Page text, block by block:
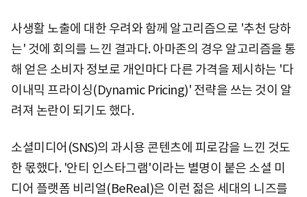
사생활 노출에 대한 우려와 함께 알고리즘으로 '추천 당하
는' 것에 회의를 느낀 결과다. 아마존의 경우 알고리즘을 통
해 얻은 소비자 정보로 개인마다 다른 가격을 제시하는 '다
이내믹 프라이싱(Dynamic Pricing)' 전략을 쓰는 것이 알
려져 논란이 되기도 했다.
소셜미디어(SNS)의 과시용 콘텐츠에 피로감을 느낀 것도
한 몫했다. '안티 인스타그램'이라는 별명이 붙은 소셜 미
디어 플랫폼 비리얼(BeReal)은 이런 젊은 세대의 니즈를